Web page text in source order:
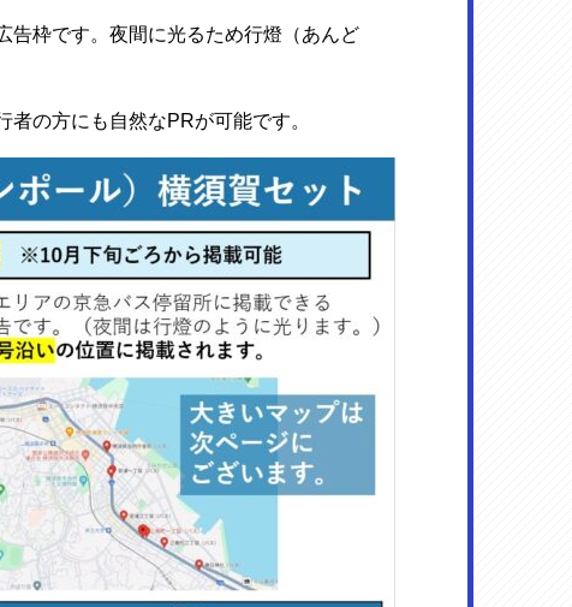
枠です。夜間に光るため行燈（あんど
の方にも自然なPRが可能です。